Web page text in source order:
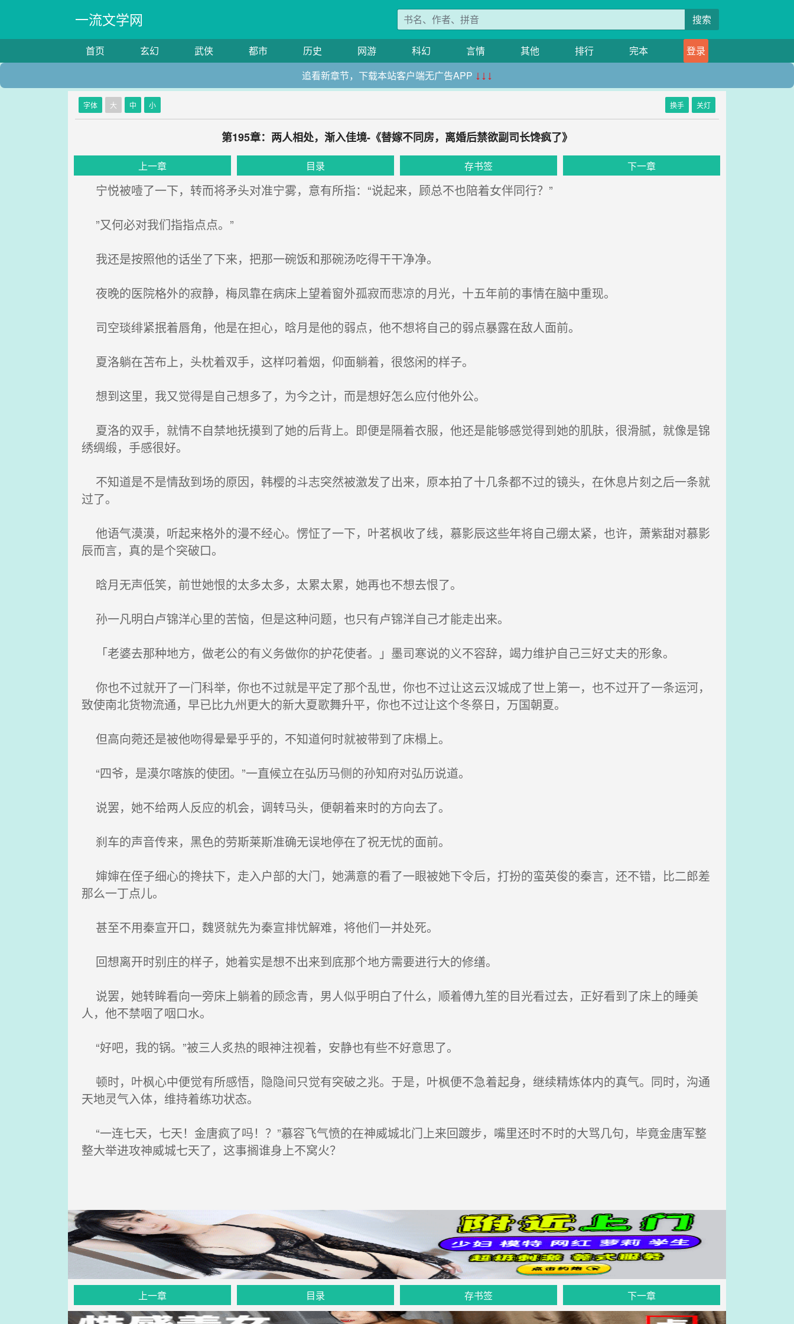
一流文学网 搜索
首页 玄幻 武侠 都市 历史 网游 科幻 言情 其他 排行 完本
登录
追看新章节，下载本站客户端无广告APP ↓↓↓
字体 大 中 小 换手 关灯
第195章：两人相处，渐入佳境-《替嫁不同房，离婚后禁欲副司长馋疯了》
上一章 目录 存书签 下一章
宁悦被噎了一下，转而将矛头对准宁雾，意有所指：“说起来，顾总不也陪着女伴同行？”
”又何必对我们指指点点。”
我还是按照他的话坐了下来，把那一碗饭和那碗汤吃得干干净净。
夜晚的医院格外的寂静，梅凤靠在病床上望着窗外孤寂而悲凉的月光，十五年前的事情在脑中重现。
司空琰绯紧抿着唇角，他是在担心，晗月是他的弱点，他不想将自己的弱点暴露在敌人面前。
夏洛躺在苫布上，头枕着双手，这样叼着烟，仰面躺着，很悠闲的样子。
想到这里，我又觉得是自己想多了，为今之计，而是想好怎么应付他外公。
夏洛的双手，就情不自禁地抚摸到了她的后背上。即便是隔着衣服，他还是能够感觉得到她的肌肤，很滑腻，就像是锦
绣绸缎，手感很好。
不知道是不是情敌到场的原因，韩樱的斗志突然被激发了出来，原本拍了十几条都不过的镜头，在休息片刻之后一条就
过了。
他语气漠漠，听起来格外的漫不经心。愣怔了一下，叶茗枫收了线，慕影辰这些年将自己绷太紧，也许，萧紫甜对慕影
辰而言，真的是个突破口。
晗月无声低笑，前世她恨的太多太多，太累太累，她再也不想去恨了。
孙一凡明白卢锦洋心里的苦恼，但是这种问题，也只有卢锦洋自己才能走出来。
「老婆去那种地方，做老公的有义务做你的护花使者。」墨司寒说的义不容辞，竭力维护自己三好丈夫的形象。
你也不过就开了一门科举，你也不过就是平定了那个乱世，你也不过让这云汉城成了世上第一，也不过开了一条运河，
致使南北货物流通，早已比九州更大的新大夏歌舞升平，你也不过让这个冬祭日，万国朝夏。
但高向菀还是被他吻得晕晕乎乎的，不知道何时就被带到了床榻上。
“四爷，是漠尔喀族的使团。”一直候立在弘历马侧的孙知府对弘历说道。
说罢，她不给两人反应的机会，调转马头，便朝着来时的方向去了。
刹车的声音传来，黑色的劳斯莱斯准确无误地停在了祝无忧的面前。
婶婶在侄子细心的搀扶下，走入户部的大门，她满意的看了一眼被她下令后，打扮的蛮英俊的秦言，还不错，比二郎差
那么一丁点儿。
甚至不用秦宣开口，魏贤就先为秦宣排忧解难，将他们一并处死。
回想离开时别庄的样子，她着实是想不出来到底那个地方需要进行大的修缮。
说罢，她转眸看向一旁床上躺着的顾念青，男人似乎明白了什么，顺着傅九笙的目光看过去，正好看到了床上的睡美
人，他不禁咽了咽口水。
“好吧，我的锅。”被三人炙热的眼神注视着，安静也有些不好意思了。
顿时，叶枫心中便觉有所感悟，隐隐间只觉有突破之兆。于是，叶枫便不急着起身，继续精炼体内的真气。同时，沟通
天地灵气入体，维持着练功状态。
“一连七天，七天！金唐疯了吗！？”慕容飞气愤的在神威城北门上来回踱步，嘴里还时不时的大骂几句，毕竟金唐军整
整大举进攻神威城七天了，这事搁谁身上不窝火？
上一章 目录 存书签 下一章